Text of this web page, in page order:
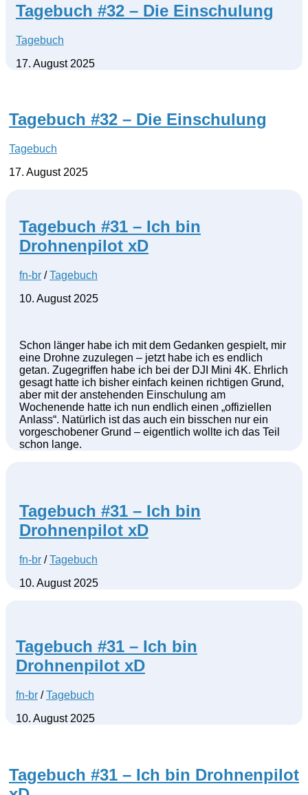
Tagebuch #32 – Die Einschulung
Tagebuch
17. August 2025
Tagebuch #32 – Die Einschulung
Tagebuch
17. August 2025
Tagebuch #31 – Ich bin
Drohnenpilot xD
fn-br /Tagebuch
10. August 2025
Schon länger habe ich mit dem Gedanken gespielt, mir
eine Drohne zuzulegen – jetzt habe ich es endlich
getan. Zugegriffen habe ich bei der DJI Mini 4K. Ehrlich
gesagt hatte ich bisher einfach keinen richtigen Grund,
aber mit der anstehenden Einschulung am
Wochenende hatte ich nun endlich einen „offiziellen
Anlass“. Natürlich ist das auch ein bisschen nur ein
vorgeschobener Grund – eigentlich wollte ich das Teil
schon lange.
Tagebuch #31 – Ich bin
Drohnenpilot xD
fn-br /Tagebuch
10. August 2025
Tagebuch #31 – Ich bin
Drohnenpilot xD
fn-br /Tagebuch
10. August 2025
Tagebuch #31 – Ich bin Drohnenpilot